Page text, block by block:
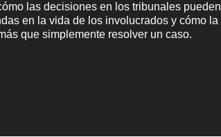
las decisiones en los tribunales pueden
en la vida de los involucrados y cómo la
que simplemente resolver un caso.